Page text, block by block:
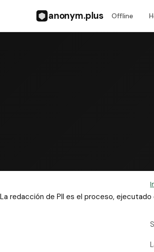
anonym.plus Offline
La redacción de PII es el proceso,